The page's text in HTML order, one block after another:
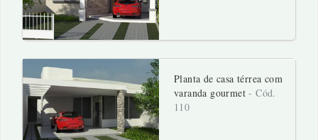
Planta de casa térrea com
varanda gourmet- Cód.
110